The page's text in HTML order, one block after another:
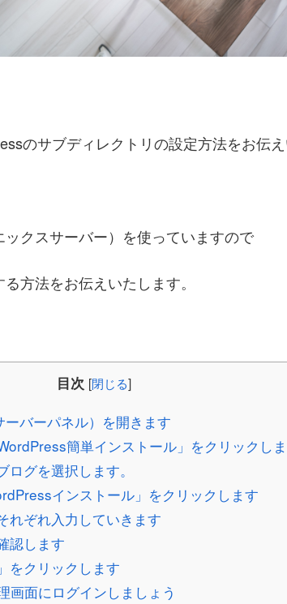
のサブディレクトリの設定方法をお伝え
クスサーバー）を使っていますので
方法をお伝えいたします。
目次 [閉じる]
バーパネル）を開きます
簡単インストール」をクリックし
グを選択します。
インストール」をクリックします
れぞれ入力していきます
認します
をクリックします
画面にログインしましょう